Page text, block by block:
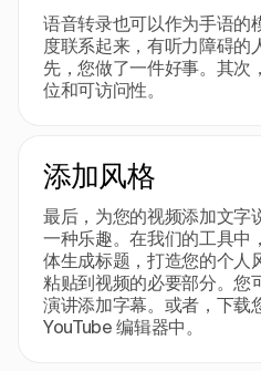
语音转录也可以作为手语的
度联系起来，有听力障碍的
先，您做了一件好事。其次
位和可访问性。
添加风格
最后，为您的视频添加文字
一种乐趣。在我们的工具中
体生成标题，打造您的个人
粘贴到视频的必要部分。您
演讲添加字幕。或者，下载
YouTube 编辑器中。